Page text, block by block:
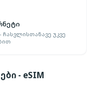
უკვე
- eSIM